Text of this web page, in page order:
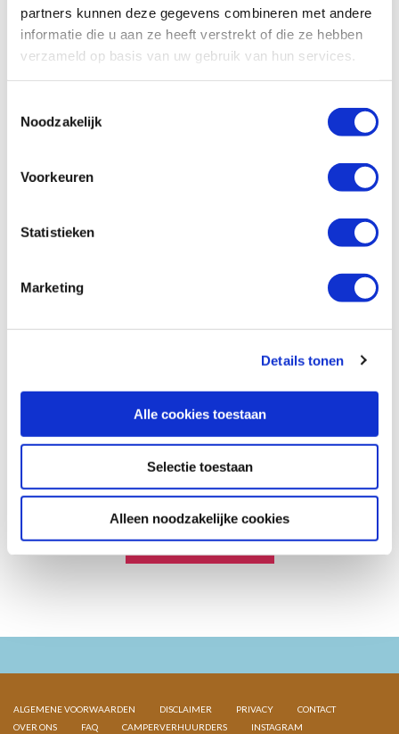
partners kunnen deze gegevens combineren met andere
informatie die u aan ze heeft verstrekt of die ze hebben
verzameld op basis van uw gebruik van hun services.
Noodzakelijk
Voorkeuren
Statistieken
Marketing
Details tonen
Alle cookies toestaan
Selectie toestaan
Alleen noodzakelijke cookies
Op zoek naar leuke reistips
en aanbiedingen? Meld je
aan voor onze nieuwsbrief.
ALGEMENE VOORWAARDEN DISCLAIMER PRIVACY
CONTACT
OVER ONS
FAQ CAMPERVERHUURDERS INSTAGRAM